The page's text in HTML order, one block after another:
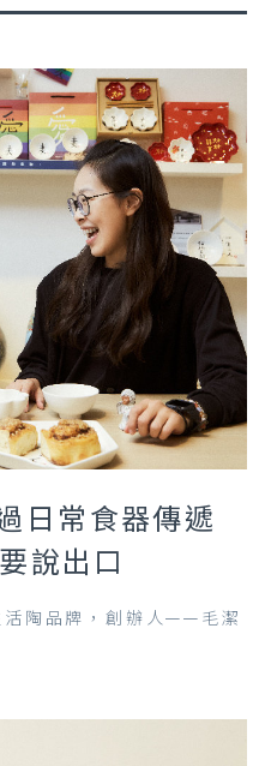
日常食器傳遞
說出口
活陶品牌，創辦人——毛潔